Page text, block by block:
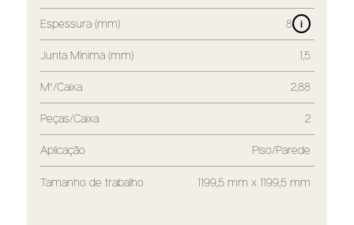
Espessura (mm) 8 i
Junta Mínima (mm) 1,5
M²/Caixa 2,88
Peças/Caixa 2
Aplicação Piso/Parede
Tamanho de trabalho 1199,5 mm x 1199,5 mm